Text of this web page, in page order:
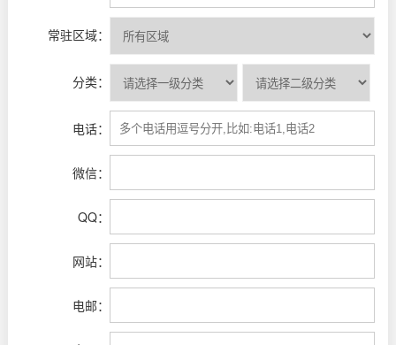
常驻区域：
分类：
电话：
微信：
QQ：
网站：
电邮：